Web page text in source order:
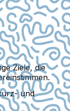
Ziele, die
und